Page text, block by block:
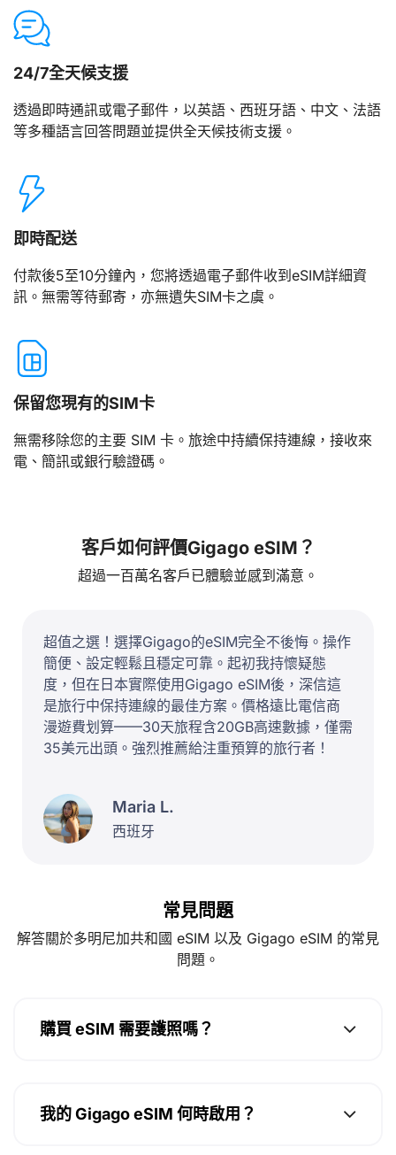
24/7全天候支援
透過即時通訊或電子郵件，以英語、西班牙語、中文、法語
等多種語言回答問題並提供全天候技術支援。
即時配送
付款後5至10分鐘內，您將透過電子郵件收到eSIM詳細資
訊。無需等待郵寄，亦無遺失SIM卡之虞。
保留您現有的SIM卡
無需移除您的主要 SIM 卡。旅途中持續保持連線，接收來
電、簡訊或銀行驗證碼。
客戶如何評價Gigago eSIM？
超過一百萬名客戶已體驗並感到滿意。
超值之選！選擇Gigago的eSIM完全不後悔。操作
簡便、設定輕鬆且穩定可靠。起初我持懷疑態
度，但在日本實際使用Gigago eSIM後，深信這
是旅行中保持連線的最佳方案。價格遠比電信商
漫遊費划算——30天旅程含20GB高速數據，僅需
35美元出頭。強烈推薦給注重預算的旅行者！
Maria L.
西班牙
常見問題
解答關於多明尼加共和國 eSIM 以及 Gigago eSIM 的常見
問題。
購買 eSIM 需要護照嗎？
我的 Gigago eSIM 何時啟用？